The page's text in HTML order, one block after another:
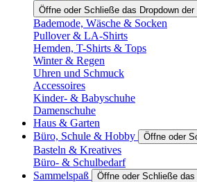
Öffne oder Schließe das Dropdown
Bademode, Wäsche & Socken
Pullover & LA-Shirts
Hemden, T-Shirts & Tops
Winter & Regen
Uhren und Schmuck
Accessoires
Kinder- & Babyschuhe
Damenschuhe
Haus & Garten
Büro, Schule & Hobby
Öffne oder
Basteln & Kreatives
Büro- & Schulbedarf
Sammelspaß
Öffne oder Schließe